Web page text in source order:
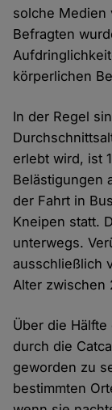
solche Medien
Befragten
körperlichen
In der Regel
erlebt wird, ist
Belästigungen
der Fahrt in
Kneipen statt.
unterwegs.
ausschließlich
Alter zwischen
Über die
durch die
geworden zu
bestimmten